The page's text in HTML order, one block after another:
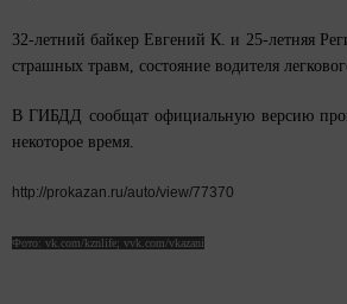
32-летний байкер Евгений К. и 25-летняя
страшных травм, состояние водителя
В ГИБДД сообщат официальную версию
некоторое время.
http://prokazan.ru/auto/view/77370
Фото: vk.com/kznlife; vvk.com/vkazani